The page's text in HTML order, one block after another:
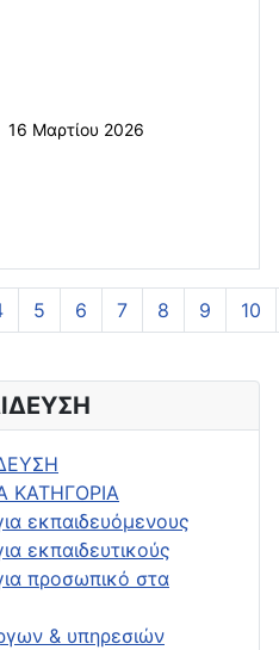
ΚΑΤΗΓΟΡΙΑ
εκπαιδευόμενους
εκπαιδευτικούς
προσωπικό στα
& υπηρεσιών
16 Μαρτίου 2026
Σελίδα 1 από 33
5 6 7 8 9 10